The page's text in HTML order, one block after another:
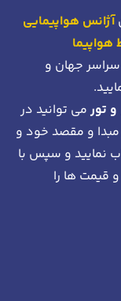
آژانس هواپیمایی
هواپیما
سراسر جهان و
تورمی توانید در
و مقصد خود و
نمایید و سپس با
قیمت ها را